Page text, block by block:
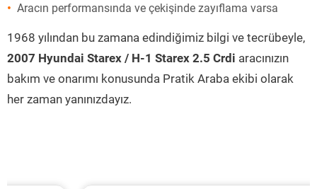
Aracın performansında ve çekişinde zayıflama varsa
1968 yılından bu zamana edindiğimiz bilgi ve tecrübeyle,
2007 Hyundai Starex / H-1 Starex 2.5 Crdi aracınızın
bakım ve onarımı konusunda Pratik Araba ekibi olarak
her zaman yanınızdayız.